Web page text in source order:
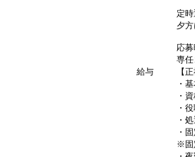
定
夕
応
専
給与
【
・
・
・
・
・
※固